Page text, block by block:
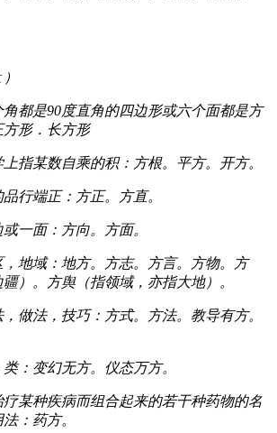
角都是90度直角的四边形或六个面都是方
方形．长方形
上指某数自乘的积：方根。平方。开方。
品行端正：方正。方直。
或一面：方向。方面。
，地域：地方。方志。方言。方物。方
）。方舆（指领域，亦指大地）。
，做法，技巧：方式。方法。教导有方。
类：变幻无方。仪态万方。
疗某种疾病而组合起来的若干种药物的名
：药方。